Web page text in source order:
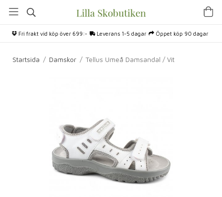
Fri frakt vid köp över 699:- Leverans 1-5 dagar Öppet köp 90 dagar
Startsida / Damskor / Tellus Umeå Damsandal / Vit